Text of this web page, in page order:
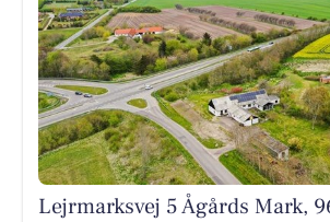
Lejrmarksvej 5 Ågårds Mark,